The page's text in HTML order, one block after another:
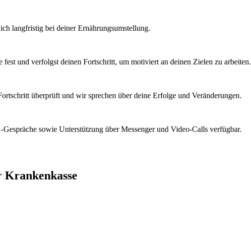
langfristig bei deiner Ernährungsumstellung.
und verfolgst deinen Fortschritt, um motiviert an deinen Zielen zu arbeiten.
überprüft und wir sprechen über deine Erfolge und Veränderungen.
sowie Unterstützung über Messenger und Video-Calls verfügbar.
Krankenkasse